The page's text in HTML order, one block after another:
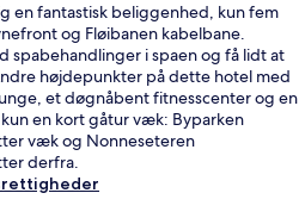
en fantastisk beliggenhed, kun fem
og Fløibanen kabelbane.
spabehandlinger i spaen og få lidt at
højdepunkter på dette hotel med
et døgnåbent fitnesscenter og en
en kort gåtur væk: Byparken
væk og Nonneseteren
derfra.